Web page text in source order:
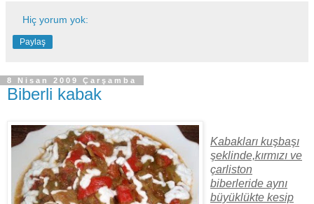
Hiç yorum yok:
Paylaş
8 Nisan 2009 Çarşamba
Biberli kabak
Kabakları kuşbaşı
şeklinde,kırmızı ve
çarliston
biberleride aynı
büyüklükte kesip